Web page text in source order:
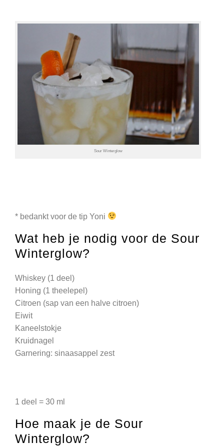
Sour Winterglow
* bedankt voor de tip Yoni
Wat heb je nodig voor de Sour
Winterglow?
Whiskey (1 deel)
Honing (1 theelepel)
Citroen (sap van een halve citroen)
Eiwit
Kaneelstokje
Kruidnagel
Garnering: sinaasappel zest
1 deel = 30 ml
Hoe maak je de Sour
Winterglow?